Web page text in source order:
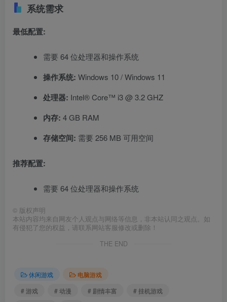
系统需求
最低配置:
需要 64 位处理器和操作系统
操作系统: Windows 10 / Windows 11
处理器: Intel® Core™ i3 @ 3.2 GHZ
内存: 4 GB RAM
存储空间: 需要 256 MB 可用空间
推荐配置:
需要 64 位处理器和操作系统
© 版权声明
本站内容均来自网友个人观点与网络等信息，非本站认同之观点。如
有侵犯了您的权益，请联系网站客服修改或删除！
THE END
休闲游戏
电脑游戏
# 游戏
# 动漫 # 剧情丰富
# 挂机游戏